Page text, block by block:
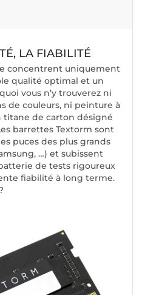
LA FIABILITÉ
concentrent uniquement
qualité optimal et un
vous n’y trouverez ni
de couleurs, ni peinture à
titane de carton désigné
barrettes Textorm sont
puces des plus grands
…) et subissent
de tests rigoureux
fiabilité à long terme.